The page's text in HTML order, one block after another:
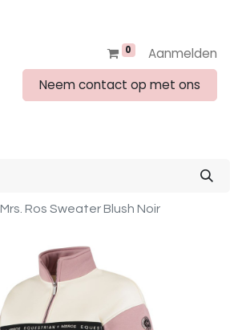
0
Aanmelden
Neem contact op met ons
Mrs. Ros Sweater Blush Noir